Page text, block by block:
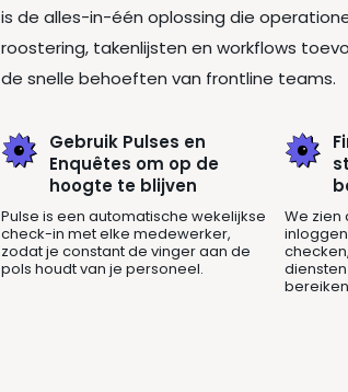
is de alles-in-één oplossing die
roostering, takenlijsten en workflows
de snelle behoeften van frontline teams.
Gebruik Pulses en
Enquêtes om op de
hoogte te blijven
Pulse is een automatische wekelijkse
check-in met elke medewerker,
zodat je constant de vinger aan de
pols houdt van je personeel.
We zien